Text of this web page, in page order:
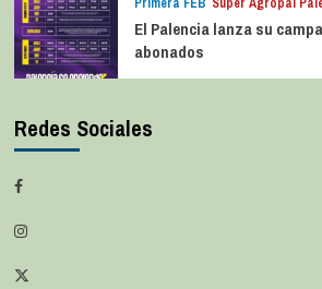
El Palencia lanza su
abonados
Redes Sociales